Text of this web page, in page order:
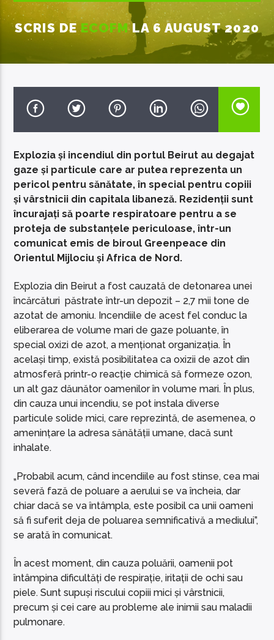
EcoFM Chisinau
SCRIS DEECOFMLA 6 AUGUST 2020
Explozia și incendiul din portul Beirut au degajat
gaze și particule care ar putea reprezenta un
pericol pentru sănătate, în special pentru copiii
și vârstnicii din capitala libaneză. Rezidenții sunt
încurajați să poarte respiratoare pentru a se
proteja de substanțele periculoase, într-un
comunicat emis de biroul Greenpeace din
Orientul Mijlociu și Africa de Nord.
Explozia din Beirut a fost cauzată de detonarea unei
încărcături păstrate într-un depozit – 2,7 mii tone de
azotat de amoniu. Incendiile de acest fel conduc la
eliberarea de volume mari de gaze poluante, în
special oxizi de azot, a menționat organizația. În
același timp, există posibilitatea ca oxizii de azot din
atmosferă printr-o reacție chimică să formeze ozon,
un alt gaz dăunător oamenilor în volume mari. În plus,
din cauza unui incendiu, se pot instala diverse
particule solide mici, care reprezintă, de asemenea, o
amenințare la adresa sănătății umane, dacă sunt
inhalate.
„Probabil acum, când incendiile au fost stinse, cea mai
severă fază de poluare a aerului se va încheia, dar
chiar dacă se va întâmpla, este posibil ca unii oameni
să fi suferit deja de poluarea semnificativă a mediului”,
se arată în comunicat.
În acest moment, din cauza poluării, oamenii pot
întâmpina dificultăți de respirație, iritații de ochi sau
piele. Sunt supuși riscului copiii mici și vârstnicii,
precum și cei care au probleme ale inimii sau maladii
pulmonare.